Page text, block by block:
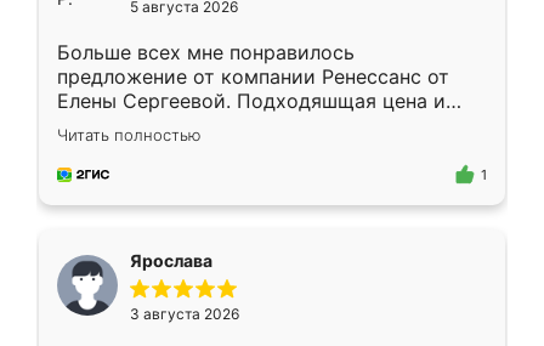
5 августа 2026
Больше всех мне понравилось
предложение от компании Ренессанс от
Елены Сергеевой. Подходяшщая цена и
короткие сроки изготовления. Приехавший
для замера сотрудник Владислав
предложил по моему эскизу самый
Читать полностью
1
Ярослава
3 августа 2026